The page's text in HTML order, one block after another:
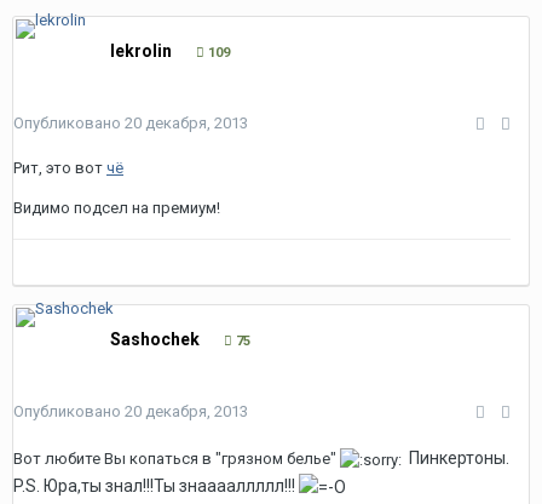
lekrolin 109
Опубликовано 20 декабря, 2013
Рит, это вот чё
Видимо подсел на премиум!
Sashochek 75
Опубликовано 20 декабря, 2013
Вот любите Вы копаться в "грязном белье"
Пинкертоны.
P.S. Юра,ты знал!!!Ты знааааллллл!!!